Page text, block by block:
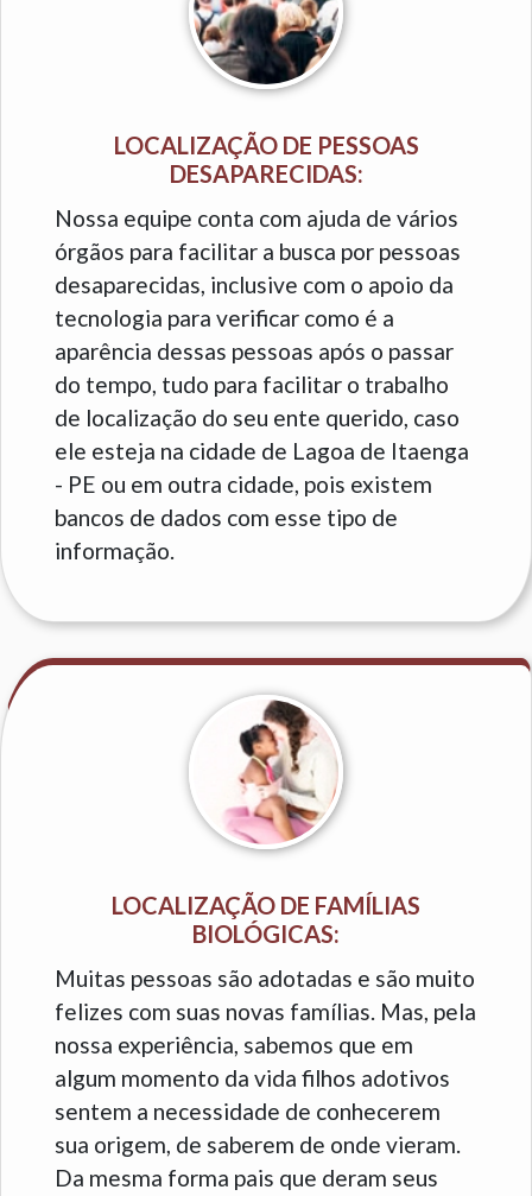
LOCALIZAÇÃO DE PESSOAS
DESAPARECIDAS:
Nossa equipe conta com ajuda de vários
órgãos para facilitar a busca por pessoas
desaparecidas, inclusive com o apoio da
tecnologia para verificar como é a
aparência dessas pessoas após o passar
do tempo, tudo para facilitar o trabalho
de localização do seu ente querido, caso
ele esteja na cidade de Lagoa de Itaenga
- PE ou em outra cidade, pois existem
bancos de dados com esse tipo de
informação.
LOCALIZAÇÃO DE FAMÍLIAS
BIOLÓGICAS:
Muitas pessoas são adotadas e são muito
felizes com suas novas famílias. Mas, pela
nossa experiência, sabemos que em
algum momento da vida filhos adotivos
sentem a necessidade de conhecerem
sua origem, de saberem de onde vieram.
Da mesma forma pais que deram seus